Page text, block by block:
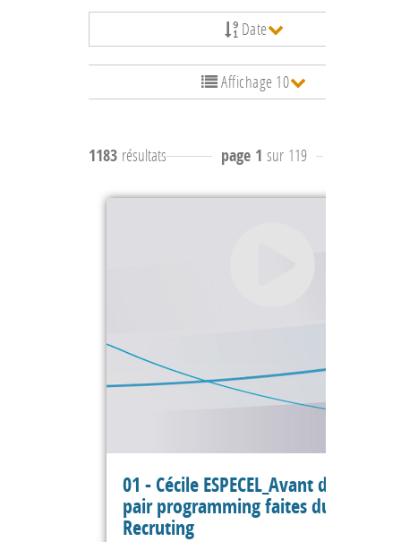
Date
Affichage 10
1183 résultats page 1 sur 119
01 - Cécile ESPECEL_Avant de faire du
pair programming faites du pair
Recruting